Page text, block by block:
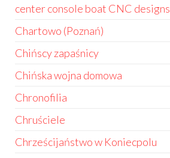
center console boat CNC designs
Chartowo (Poznań)
Chińscy zapaśnicy
Chińska wojna domowa
Chronofilia
Chruściele
Chrześcijaństwo w Koniecpolu